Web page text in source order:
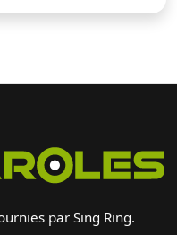
par Sing Ring.